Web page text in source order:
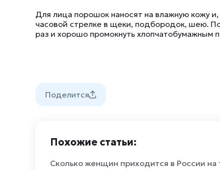
Для лица порошок наносят на влажную кожу
часовой стрелке в щеки, подбородок, шею.
раз и хорошо промокнуть хлопчатобумажным
Поделится
Похожие статьи:
Сколько женщин приходится в России на